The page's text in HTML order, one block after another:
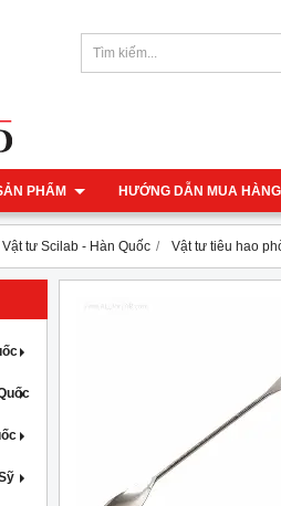
PHẨM HƯỚNG DẪN MUA HÀNG
tư Scilab - Hàn Quốc Vật tư tiêu hao